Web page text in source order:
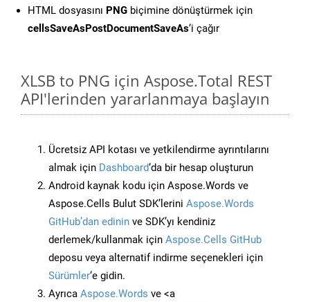
HTML dosyasını PNG biçimine dönüştürmek için
cellsSaveAsPostDocumentSaveAs‘i çağır
XLSB to PNG için Aspose.Total REST
API'lerinden yararlanmaya başlayın
Ücretsiz API kotası ve yetkilendirme ayrıntılarını
almak için Dashboard‘da bir hesap oluşturun
Android kaynak kodu için Aspose.Words ve
Aspose.Cells Bulut SDK’lerini Aspose.Words
GitHub’dan edinin ve SDK’yı kendiniz
derlemek/kullanmak için Aspose.Cells GitHub
deposu veya alternatif indirme seçenekleri için
Sürümler‘e gidin.
Ayrıca Aspose.Words ve <a